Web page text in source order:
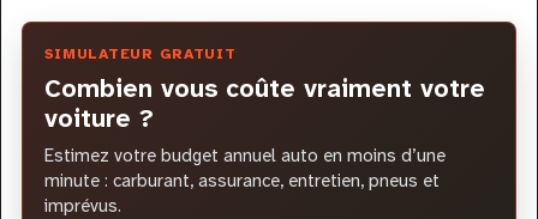
SIMULATEUR GRATUIT
Combien vous coûte vraiment votre
voiture ?
Estimez votre budget annuel auto en moins d’une
minute : carburant, assurance, entretien, pneus et
imprévus.